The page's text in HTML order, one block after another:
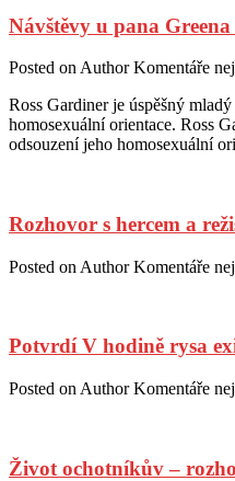
Návštěvy u pana
Posted on Author Komentáře
Ross Gardiner je úspěšný
homosexuální orientace. Ross
odsouzení jeho homosexuální
Rozhovor s hercem a
Posted on Author Komentáře
Potvrdí V hodině rysa
Posted on Author Komentáře
Život ochotníkův –